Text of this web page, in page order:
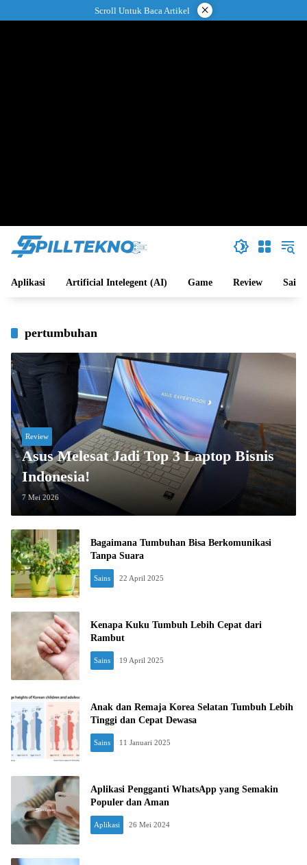
ke
Scroll Untuk Baca Artikel ×
Aplikasi Artificial Intelegent (AI) Game Review Sains
pertumbuhan
Review
Asus Melesat Jadi Top 3 Laptop Bisnis
Indonesia!
7 Mei 2026
Bagaimana Tumbuhan Bisa Berkomunikasi
Tanpa Suara
Sains 22 April 2025
Kenapa Kuku Tumbuh Lebih Cepat dari
Rambut
Sains 19 April 2025
Anak dan Remaja Korea Selatan Tumbuh Lebih
Tinggi dan Cepat Dewasa
Sains 11 Januari 2025
Aplikasi Pengganti WhatsApp yang Semakin
Populer dan Aman
Aplikasi 26 Mei 2024